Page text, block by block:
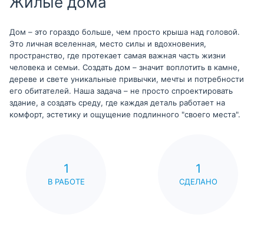
Дом – это гораздо больше, чем просто крыша над головой.
Это личная вселенная, место силы и вдохновения,
пространство, где протекает самая важная часть жизни
человека и семьи. Создать дом – значит воплотить в камне,
дереве и свете уникальные привычки, мечты и потребности
его обитателей. Наша задача – не просто спроектировать
здание, а создать среду, где каждая деталь работает на
комфорт, эстетику и ощущение подлинного "своего места".
1
В РАБОТЕ
1
СДЕЛАНО